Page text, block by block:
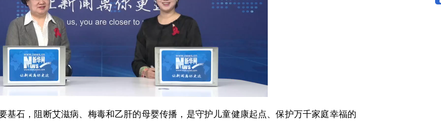
，阻断艾滋病、梅毒和乙肝的母婴传播，是守护儿童健康起点、保护万千家庭幸福的